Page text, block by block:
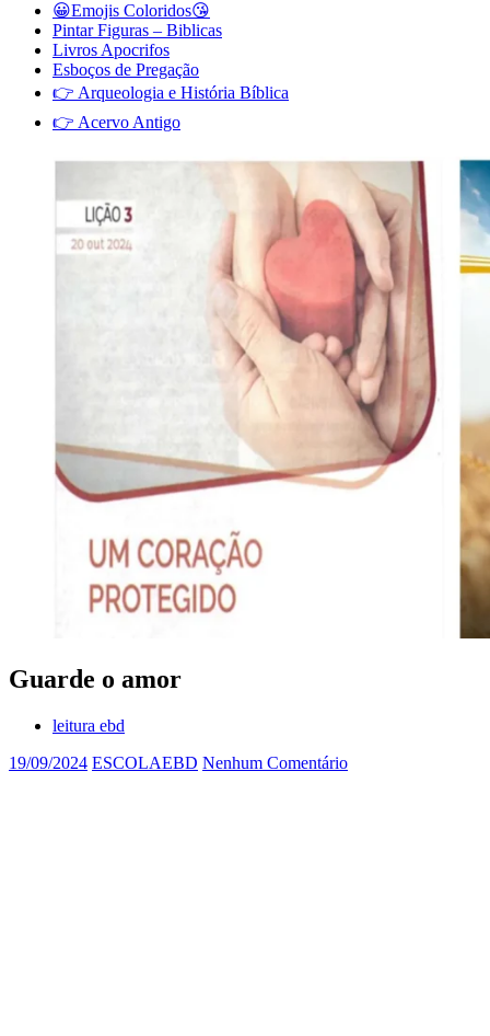
😀Emojis Coloridos😘
Pintar Figuras – Biblicas
Livros Apocrifos
Esboços de Pregação
👉 Arqueologia e História Bíblica
👉 Acervo Antigo
Guarde o amor
leitura ebd
19/09/2024 ESCOLAEBD Nenhum Comentário